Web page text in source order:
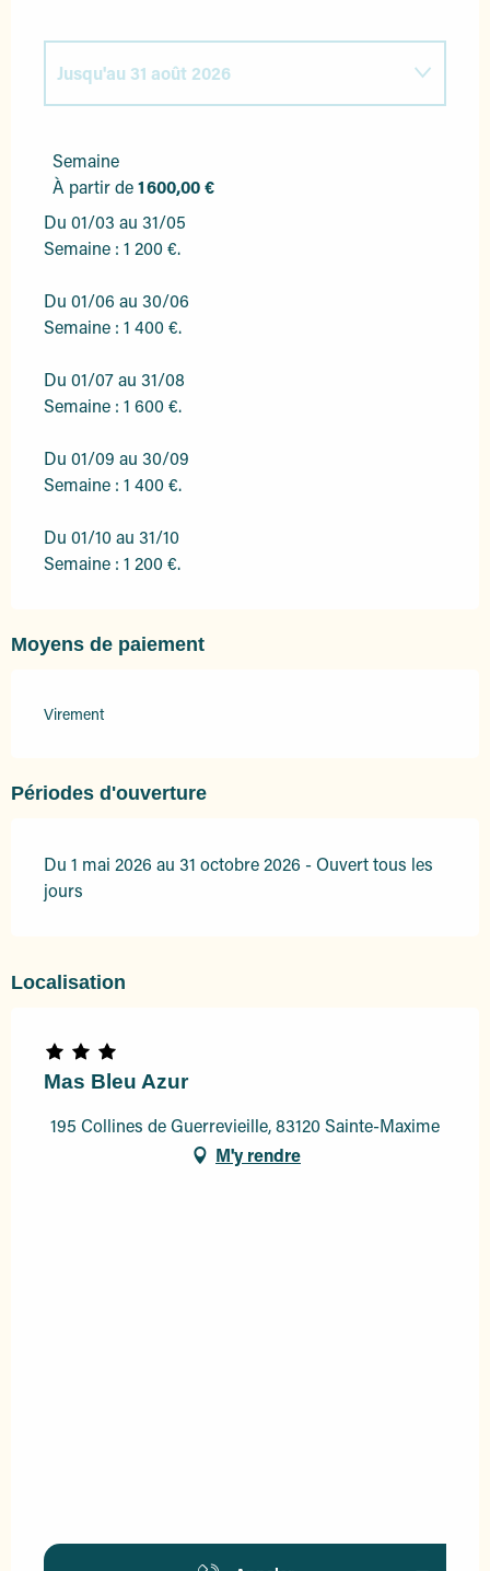
Du1 juin 2026au30 juin 2026
Jusqu'au 31 août 2026
Du1 septembre 2026
Du1 octobre 2026
Semaine
À partir de1 600,00 €
Du 01/03 au 31/05
Semaine : 1 200 €.
Du 01/06 au 30/06
Semaine : 1 400 €.
Du 01/07 au 31/08
Semaine : 1 600 €.
Du 01/09 au 30/09
Semaine : 1 400 €.
Du 01/10 au 31/10
Semaine : 1 200 €.
Moyens de paiement
Virement
Périodes d'ouverture
Du 1 mai 2026 au 31 octobre 2026 - Ouvert tous les
jours
Localisation
Mas Bleu Azur
195 Collines de Guerrevieille, 83120 Sainte-Maxime
M'y rendre